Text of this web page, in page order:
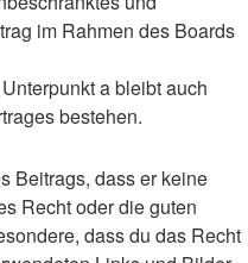
im Rahmen des Boards
a bleibt auch
bestehen.
Beitrags, dass er keine
Recht oder die guten
dass du das Recht